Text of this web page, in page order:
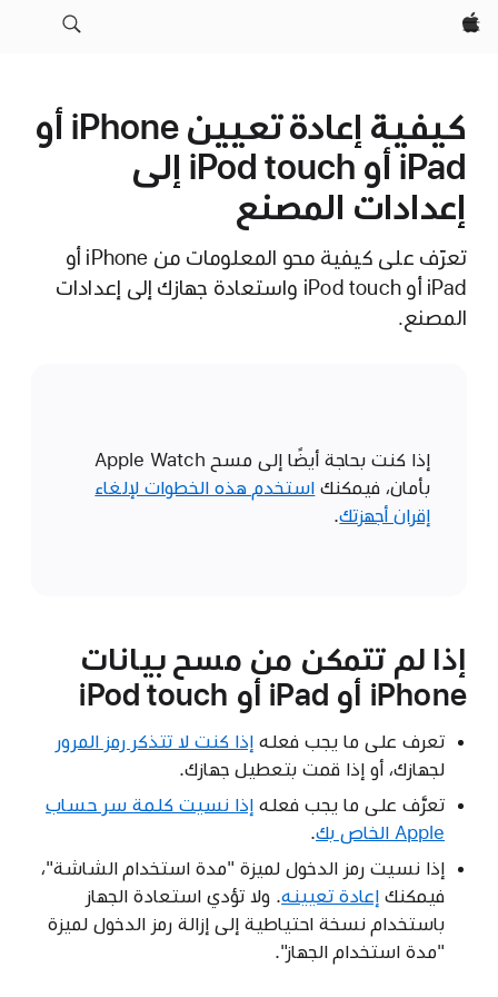
Apple‏
كيفية إعادة تعيين iPhone أو
iPad أو iPod touch إلى
إعدادات المصنع
تعرّف على كيفية محو المعلومات من iPhone أو
iPad أو iPod touch واستعادة جهازك إلى إعدادات
المصنع.
إذا كنت بحاجة أيضًا إلى مسح Apple Watch
بأمان، فيمكنك استخدم هذه الخطوات لإلغاء
إقران أجهزتك.
إذا لم تتمكن من مسح بيانات
iPhone أو iPad أو iPod touch
تعرف على ما يجب فعله إذا كنت لا تتذكر رمز المرور
لجهازك، أو إذا قمت بتعطيل جهازك.
تعرَّف على ما يجب فعله إذا نسيت كلمة سر حساب
Apple الخاص بك
.
إذا نسيت رمز الدخول لميزة "مدة استخدام الشاشة"،
فيمكنك إعادة تعيينه. ولا تؤدي استعادة الجهاز
باستخدام نسخة احتياطية إلى إزالة رمز الدخول لميزة
"مدة استخدام الجهاز".